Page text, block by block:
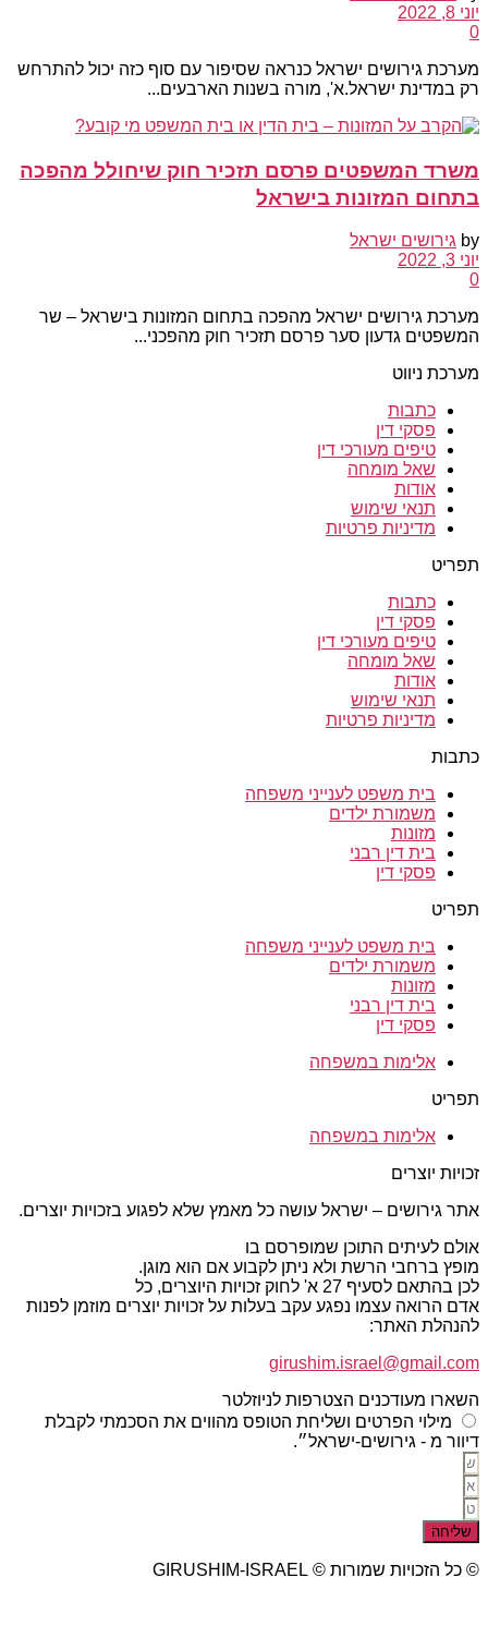
יוני 8, 2022
0
מערכת גירושים ישראל כנראה שסיפור עם סוף כזה יכול להתרחש
רק במדינת ישראל.א', מורה בשנות הארבעים...
משרד המשפטים פרסם תזכיר חוק שיחולל מהפכה
בתחום המזונות בישראל
by גירושים ישראל
יוני 3, 2022
0
מערכת גירושים ישראל מהפכה בתחום המזונות בישראל – שר
המשפטים גדעון סער פרסם תזכיר חוק מהפכני...
מערכת ניווט
כתבות
פסקי דין
טיפים מעורכי דין
שאל מומחה
אודות
תנאי שימוש
מדיניות פרטיות
תפריט
כתבות
פסקי דין
טיפים מעורכי דין
שאל מומחה
אודות
תנאי שימוש
מדיניות פרטיות
כתבות
בית משפט לענייני משפחה
משמורת ילדים
מזונות
בית דין רבני
פסקי דין
תפריט
בית משפט לענייני משפחה
משמורת ילדים
מזונות
בית דין רבני
פסקי דין
אלימות במשפחה
תפריט
אלימות במשפחה
זכויות יוצרים
אתר גירושים – ישראל עושה כל מאמץ שלא לפגוע בזכויות יוצרים.
אולם לעיתים התוכן שמופרסם בו
מופץ ברחבי הרשת ולא ניתן לקבוע אם הוא מוגן.
לכן בהתאם לסעיף 27 א' לחוק זכויות היוצרים, כל
אדם הרואה עצמו נפגע עקב בעלות על זכויות יוצרים מוזמן לפנות
להנהלת האתר:
girushim.israel@gmail.com
השארו מעודכנים הצטרפות לניוזלטר
מילוי הפרטים ושליחת הטופס מהווים את הסכמתי לקבלת
דיוור מ - גירושים-ישראל״.
שליחה
© כל הזכויות שמורות © GIRUSHIM-ISRAEL